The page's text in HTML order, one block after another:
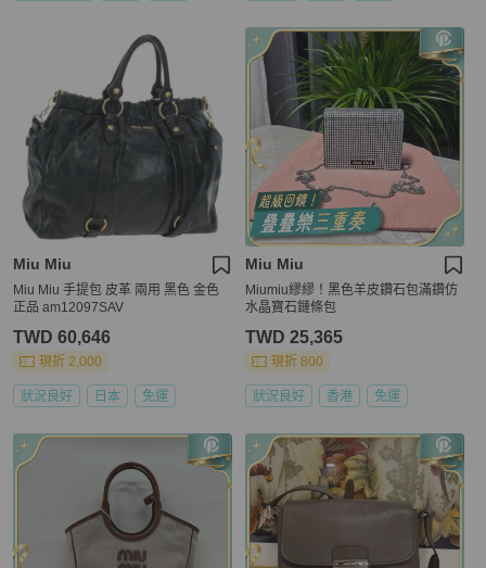
Miu Miu
Miu Miu 手提包 皮革 兩用 黑色 金色
正品 am12097SAV
TWD 60,646
現折 2,000
狀況良好 日本 免運
Miu Miu
Miumiu繆繆！黑色羊皮鑽石包滿鑽仿
水晶寶石鏈條包
TWD 25,365
現折 800
狀況良好 香港 免運